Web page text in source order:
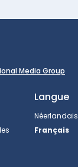
Media Group
Langue
Néerlandais
Français